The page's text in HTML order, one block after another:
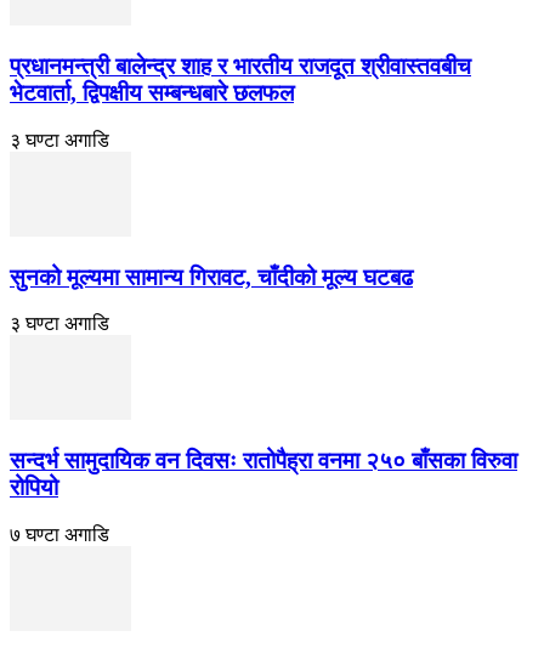
प्रधानमन्त्री बालेन्द्र शाह र भारतीय राजदूत श्रीवास्तवबीच
भेटवार्ता, द्विपक्षीय सम्बन्धबारे छलफल
३ घण्टा अगाडि
सुनको मूल्यमा सामान्य गिरावट, चाँदीको मूल्य घटबढ
३ घण्टा अगाडि
सन्दर्भ सामुदायिक वन दिवसः रातोपैह्रा वनमा २५० बाँसका विरुवा
रोपियो
७ घण्टा अगाडि